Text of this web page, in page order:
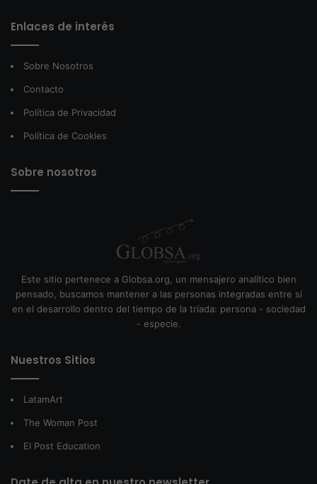
Enlaces de interés
Sobre Nosotros
Contacto
Política de Privacidad
Política de Cookies
Sobre nosotros
Este sitio pertenece a Globsa.org, un mensajero analítico bien
pensado, buscamos mantener a las personas integradas entre sí
en el desarrollo dentro del tiempo de la tríada: persona - sociedad
- especie.
Nuestros Sitios
LatamArt
The Woman Post
El Post Education